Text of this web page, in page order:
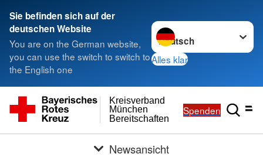
Sie befinden sich auf der
deutschen Website
You are on the German website,
you can use the switch to switch to
the English one
Sprache wechseln zu
Alles klar
Bereitschaften
München
Kreisverband
Spenden
Newsansicht